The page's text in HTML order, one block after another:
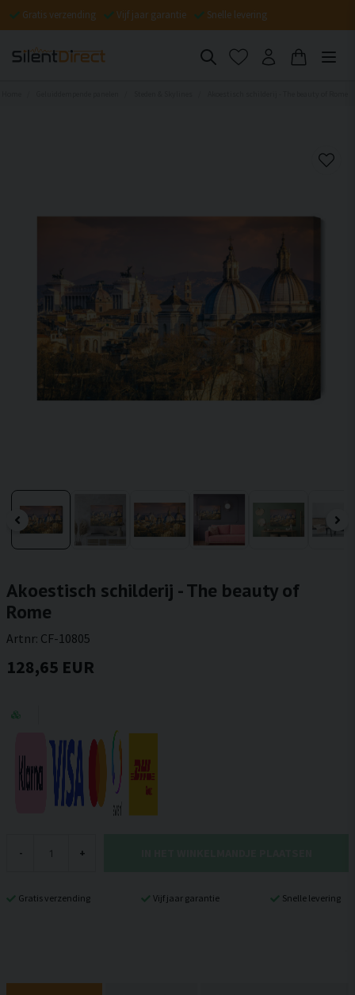
Gratis verzending Vijf jaar garantie Snelle levering
Akoestisch schilderij - The beauty of
Rome
Artnr: CF-10805
128,65 EUR
- +
Gratis verzending Vijf jaar garantie Snelle levering